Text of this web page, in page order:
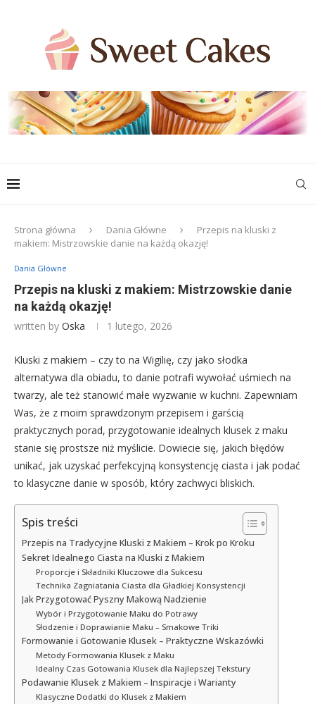
Strona główna Dania Główne
Przepis na kluski z
makiem: Mistrzowskie danie na każdą okazję!
Dania Główne
Przepis na kluski z makiem: Mistrzowskie danie
na każdą okazję!
written by Oska 1 lutego, 2026
Kluski z makiem – czy to na Wigilię, czy jako słodka
alternatywa dla obiadu, to danie potrafi wywołać uśmiech na
twarzy, ale też stanowić małe wyzwanie w kuchni. Zapewniam
Was, że z moim sprawdzonym przepisem i garścią
praktycznych porad, przygotowanie idealnych klusek z maku
stanie się prostsze niż myślicie. Dowiecie się, jakich błędów
unikać, jak uzyskać perfekcyjną konsystencję ciasta i jak podać
to klasyczne danie w sposób, który zachwyci bliskich.
Spis treści
Przepis na Tradycyjne Kluski z Makiem – Krok po Kroku
Sekret Idealnego Ciasta na Kluski z Makiem
Proporcje i Składniki Kluczowe dla Sukcesu
Technika Zagniatania Ciasta dla Gładkiej Konsystencji
Jak Przygotować Pyszny Makową Nadzienie
Wybór i Przygotowanie Maku do Potrawy
Słodzenie i Doprawianie Maku – Smakowe Triki
Formowanie i Gotowanie Klusek – Praktyczne Wskazówki
Metody Formowania Klusek z Maku
Idealny Czas Gotowania Klusek dla Najlepszej Tekstury
Podawanie Klusek z Makiem – Inspiracje i Warianty
Klasyczne Dodatki do Klusek z Makiem